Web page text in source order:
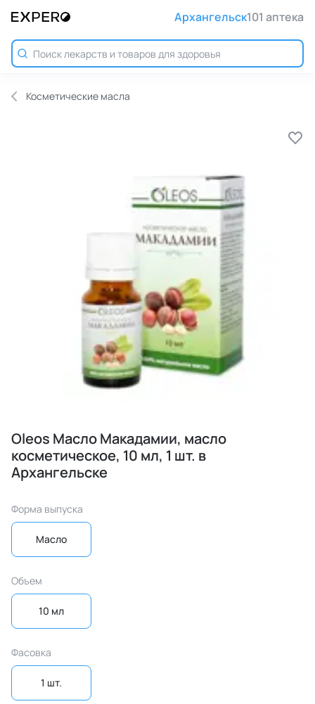
Архангельск101 аптека
Косметические масла
Oleos Масло Макадамии, масло
косметическое, 10 мл, 1 шт. в
Архангельске
Форма выпуска
Масло
Объем
10 мл
Фасовка
1 шт.